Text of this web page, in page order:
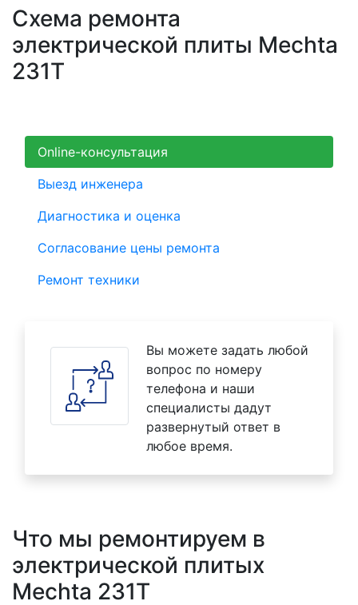
Схема ремонта
электрической плиты Mechta
231T
Online-консультация
Выезд инженера
Диагностика и оценка
Согласование цены ремонта
Ремонт техники
Вы можете задать любой
вопрос по номеру
телефона и наши
специалисты дадут
развернутый ответ в
любое время.
Что мы ремонтируем в
электрической плитых
Mechta 231T